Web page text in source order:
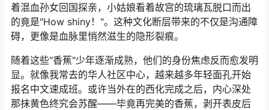
着混血孙女回国探亲，小姑娘看着故宫的琉璃瓦脱口而出
的竟是"How shiny！"。这种文化断层带来的不仅是沟通障
碍，更像是血脉里悄然滋生的隐形裂痕。
随着这些"香蕉"少年逐渐成熟，他们的身份焦虑反而愈发明
显。就像我常去的华人社区中心，越来越多年轻面孔开始
报名中文速成班。或许当外在的西化完成之后，内心深处
那抹黄色终究会苏醒——毕竟再完美的香蕉，剥开表皮后